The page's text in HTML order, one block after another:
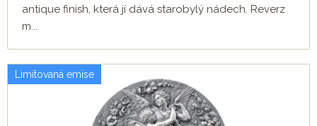
antique finish, která jí dává starobylý nádech. Reverz
m...
Limitovaná emise